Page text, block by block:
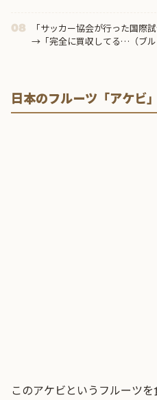
08
「サッカー協会が行った国際
→「完全に買収してる…（ブル
日本のフルーツ「アケビ」
このアケビというフルーツ